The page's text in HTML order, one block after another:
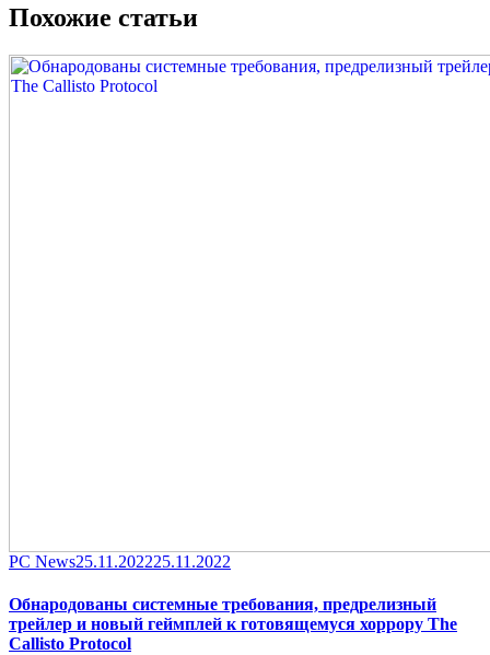
Похожие статьи
Category
PC NewsPosted
25.11.202225.11.2022
Обнародованы системные требования, предрелизный
трейлер и новый геймплей к готовящемуся хоррору The
Callisto Protocol